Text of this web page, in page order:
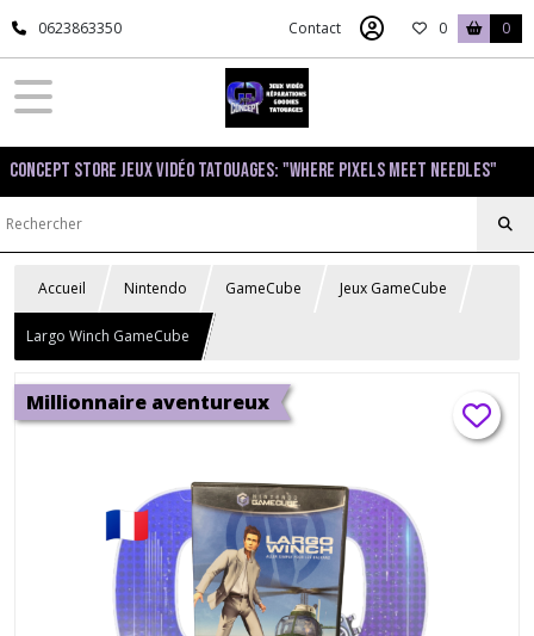
0623863350 Contact 0 0
Concept Store Jeux Vidéo Tatouages: "Where pixels meet needles"
Accueil Nintendo GameCube Jeux GameCube
Largo Winch GameCube
Millionnaire aventureux